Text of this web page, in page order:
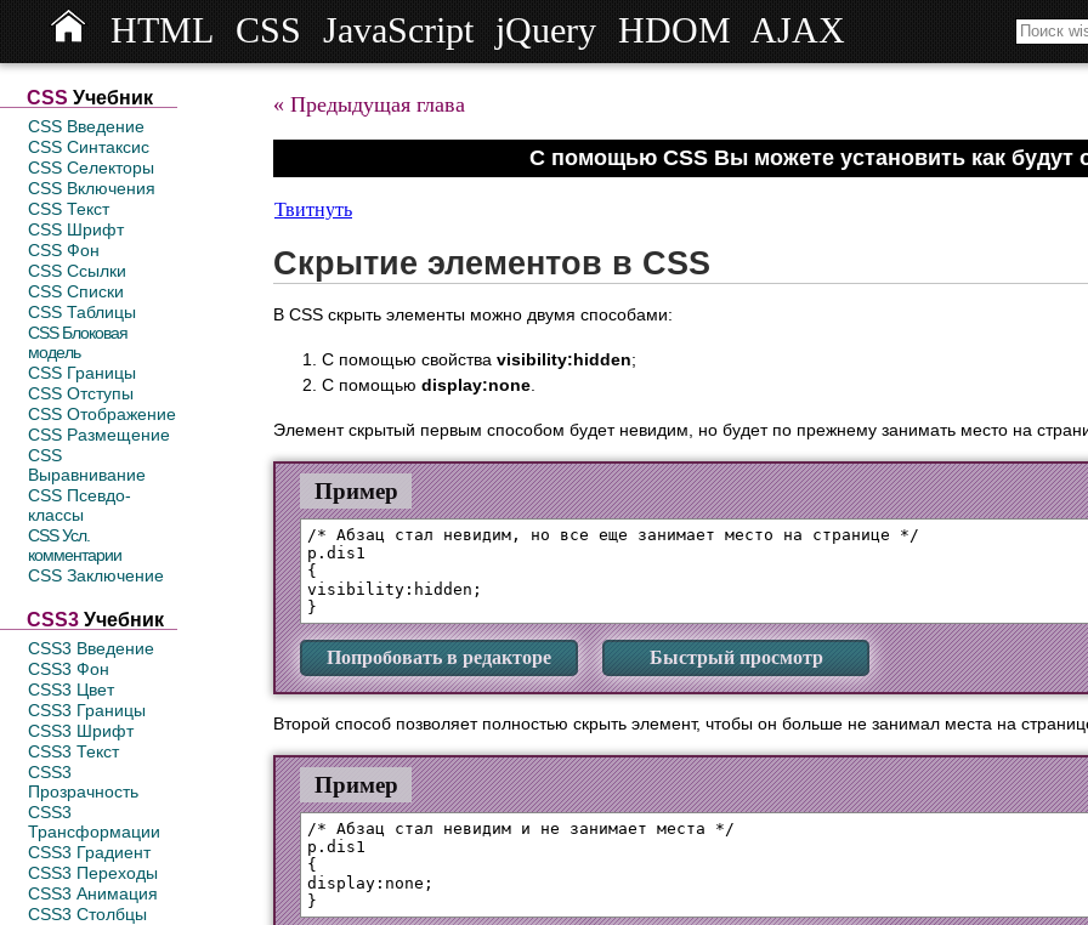
HTML CSS JavaScript jQuery HDOM AJAX
СSS Учебник
CSS Введение
CSS Синтаксис
CSS Селекторы
CSS Включения
CSS Текст
CSS Шрифт
CSS Фон
CSS Ссылки
CSS Списки
CSS Таблицы
CSS Блоковая
модель
CSS Границы
CSS Отступы
CSS Отображение
CSS Размещение
CSS
Выравнивание
CSS Псевдо-
классы
CSS Усл.
комментарии
CSS Заключение
СSS3 Учебник
CSS3 Введение
CSS3 Фон
CSS3 Цвет
CSS3 Границы
CSS3 Шрифт
CSS3 Текст
CSS3
Прозрачность
CSS3
Трансформации
CSS3 Градиент
CSS3 Переходы
CSS3 Анимация
CSS3 Столбцы
« Предыдущая глава
С помощью CSS Вы можете установить как будут
Твитнуть
Скрытие элементов в CSS
В CSS скрыть элементы можно двумя способами:
С помощью свойства visibility:hidden;
С помощью display:none
Элемент скрытый первым способом будет невидим, но будет по прежнему занимать место на
Пример
/* Абзац стал невидим, но все еще занимает место на странице */
p.dis1
{
visibility:hidden;
Попробовать в редакторе Быстрый просмотр
Второй способ позволяет полностью скрыть элемент, чтобы он больше не занимал места на
Пример
/* Абзац стал невидим и не занимает места */
p.dis1
{
display:none;